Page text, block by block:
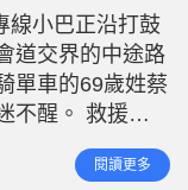
n
i
-
P
i
c
u
r
e
線小巴正沿打鼓
道交界的中途路
單車的69歲姓蔡
不醒。 救援人
搏，將他送往北
分證實不治。
閱讀更多